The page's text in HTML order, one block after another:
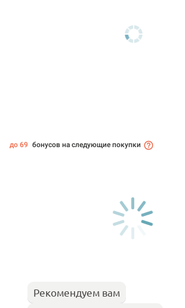
до 69 бонусов на следующие покупки
Рекомендуем вам